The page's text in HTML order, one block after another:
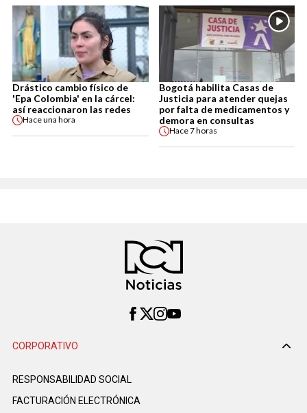
Drástico cambio físico de
'Epa Colombia' en la cárcel:
así reaccionaron las redes
Haceuna hora
Bogotá habilita Casas de
Justicia para atender quejas
por falta de medicamentos y
demora en consultas
Hace7 horas
CORPORATIVO
RESPONSABILIDAD SOCIAL
FACTURACIÓN ELECTRÓNICA